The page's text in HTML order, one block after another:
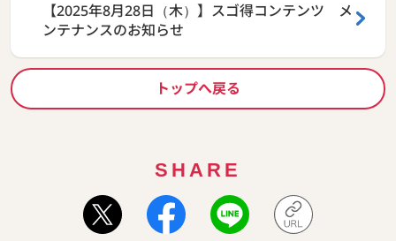
【2025年8月28日（木）】スゴ得コンテンツ メ
ンテナンスのお知らせ
トップへ戻る
SHARE